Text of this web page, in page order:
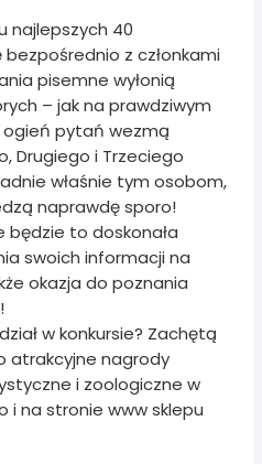
najlepszych 40
z członkami
pisemne wyłonią
– jak na prawdziwym
ogień pytań wezmą
Drugiego i Trzeciego
właśnie tym osobom,
naprawdę sporo!
będzie to doskonała
swoich informacji na
okazja do poznania
w konkursie? Zachętą
atrakcyjne nagrody
i zoologiczne w
i na stronie www sklepu